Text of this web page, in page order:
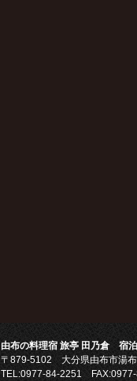
由布の料理宿 旅亭 田乃倉 宿
〒879-5102 大分県由布市湯
TEL:0977-84-2251